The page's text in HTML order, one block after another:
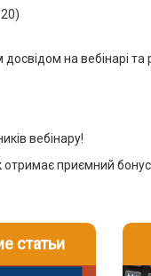
на вебінарі та
вебінару!
приємний
статьи